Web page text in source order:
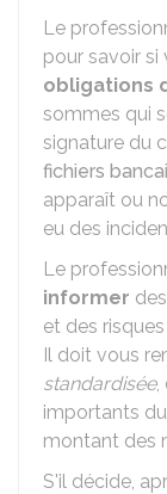
Le
pour savoir si
obligations
sommes qui
signature du
fichiers
apparaît ou
eu des
Le
informer
et des
Il doit vous
standardisée,
importants
montant des
S'il décide,